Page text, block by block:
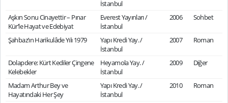
İstanbul
Aşkın Sonu Cinayettir – Pınar
Kür’le Hayat ve Edebiyat
Everest Yayınları /
İstanbul
2006 Sohbet
Şahbaz’ın Harikulâde Yılı 1979
Yapı Kredi Yay. /
İstanbul
2007 Roman
Dolapdere: Kürt Kediler Çingene
Kelebekler
Heyamola Yay. /
İstanbul
2009 Diğer
Madam Arthur Bey ve
Hayatındaki Her Şey
Yapı Kredi Yay. /
İstanbul
2010 Roman